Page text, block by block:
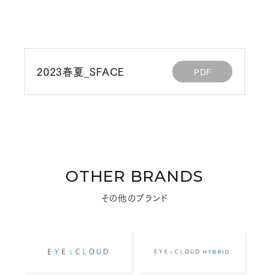
2023春夏_SFACE PDF
OTHER BRANDS
その他のブランド